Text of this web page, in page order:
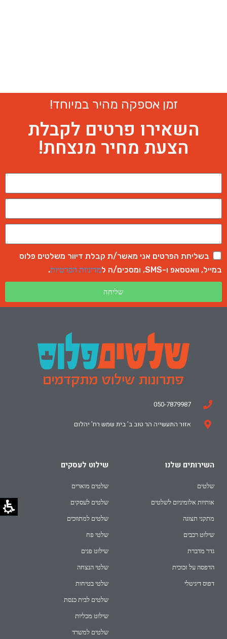
זמן אספקה מהיר במיוחד!
השאירו פרטים לקבלת
הצעת מחיר מנצחת!
בשליחת הפרטים אני מאשר/ת קבלת דיוור משלטים פלוס
במייל, וואטסאפ ו-SMS, ומסכים/ה ל
מדיניות הפרטיות.
שליחה
050-7879987
אזור התעשייה הר טוב ב' בית שמש רח' יהלום
השירותים שלנו
שלטים
אותיות אלומיניום לשלטים
מתקני תצוגה
שילוט רכבים
גדר מדברת
הדפסה על זכוכית
דפוס דיגיטלי
שילוט לעסקים
שלטים מוארים
שלטים לעסקים
שלטים למתווכים
שלטי פח
שילוט פנים
שלטי הנצחה
שלטי בטיחות
שלטים לבית כנסת
שילוט מכליות
שלטים למשרד